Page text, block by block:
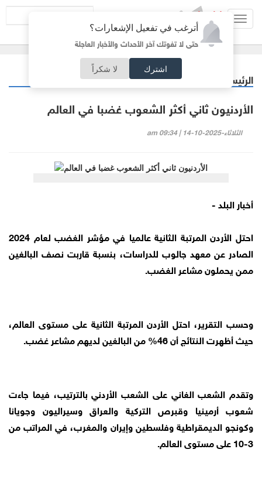
أترغب في تفعيل الإشعارات؟
حتى لا تفوتك آخر الأحداث والأخبار العاجلة
اشترك لا شكراً
الرئيسية
الأردنيون ثاني أكثر الشعوب غضبا في العالم
الثلاثاء-2025-10-14 | 09:34 am
أخبار البلد -
احتل الأردن المرتبة الثانية عالميا في مؤشر الغضب لعام 2024
الصادر عن معهد جالوب للدراسات، بنسبة قاربت نصف البالغين
ممن يحملون مشاعر الغضب.
وحسب التقرير، احتل الأردن المرتبة الثانية على مستوى العالم،
حيث أظهرت النتائج أن 46% من البالغين لديهم مشاعر غضب.
وتقدم الشعب الغاني على الشعب الأردني بالترتيب، فيما جاءت
شعوب أرمينيا وقبرص التركية والعراق وسيراليون وجويانا
وكونجو الديمقراطية وفلسطين وإيران والمغرب، في المراتب من
3-10 على مستوى العالم.